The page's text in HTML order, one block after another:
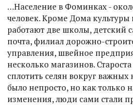
…Население в Фоминках -
человек. Кроме Дома
работают две школы, детский
почта, филиал дорожно-
управления, швейное
несколько магазинов.
сплотить селян вокруг
было непросто, но как только
изменения, люди сами стали